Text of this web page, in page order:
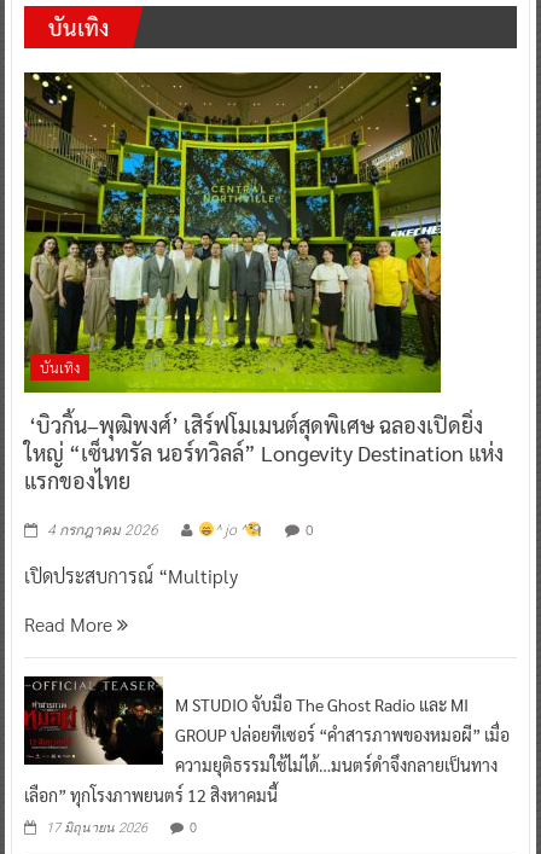
บันเทิง
บันเทิง
‘บิวกิ้น–พุฒิพงศ์’ เสิร์ฟโมเมนต์สุดพิเศษ ฉลองเปิดยิ่ง
ใหญ่ “เซ็นทรัล นอร์ทวิลล์” Longevity Destination แห่ง
แรกของไทย
4 กรกฎาคม 2026 ^ jo ^ 0
เปิดประสบการณ์ “Multiply
Read More
M STUDIO จับมือ The Ghost Radio และ MI
GROUP ปล่อยทีเซอร์ “คำสารภาพของหมอผี” เมื่อ
ความยุติธรรมใช้ไม่ได้…มนตร์ดำจึงกลายเป็นทาง
เลือก” ทุกโรงภาพยนตร์ 12 สิงหาคมนี้
17 มิถุนายน 2026 0